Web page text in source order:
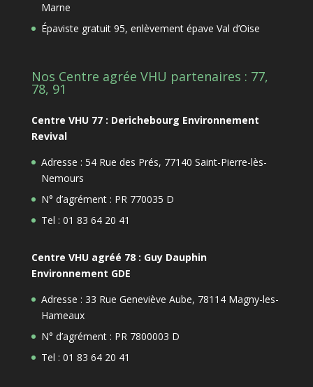
Marne
Épaviste gratuit 95, enlèvement épave Val d’Oise
Nos Centre agrée VHU partenaires : 77,
78, 91
Centre VHU 77 : Derichebourg Environnement
Revival
Adresse : 54 Rue des Prés, 77140 Saint-Pierre-lès-
Nemours
N° d’agrément : PR 770035 D
Tel : 01 83 64 20 41
Centre VHU agréé 78 : Guy Dauphin
Environnement GDE
Adresse : 33 Rue Geneviève Aube, 78114 Magny-les-
Hameaux
N° d’agrément : PR 7800003 D
Tel : 01 83 64 20 41